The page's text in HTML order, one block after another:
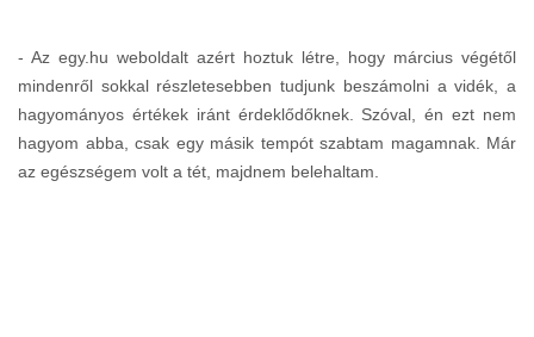
- Az egy.hu weboldalt azért hoztuk létre, hogy március végétől
mindenről sokkal részletesebben tudjunk beszámolni a vidék, a
hagyományos értékek iránt érdeklődőknek. Szóval, én ezt nem
hagyom abba, csak egy másik tempót szabtam magamnak. Már
az egészségem volt a tét, majdnem belehaltam.